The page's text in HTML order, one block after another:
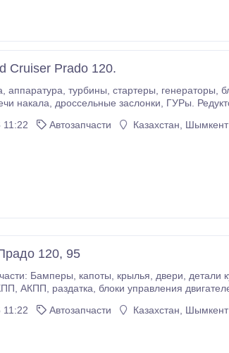
Cruiser Prado 120.
11:22
Автозапчасти Казахстан, Шымкент
120, 95
кузова, оптика, зеркала, стёкла. Ходовая, двигателя, детали
11:22
Автозапчасти Казахстан, Шымкент